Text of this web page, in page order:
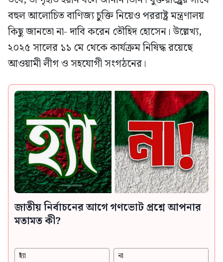
বহুল আলোচিত বাণিজ্য চুক্তি নিয়েও পররাষ্ট্র মন্ত্রণালয়
কিছু জানতো না- দাবি করেন তৌহিদ হোসেন। উল্লেখ্য,
২০২৫ সালের ১১ মে থেকে কার্যক্রম নিষিদ্ধ রয়েছে
আওয়ামী লীগ ও সহযোগী সংগঠনের।
জাতীয় নির্বাচনের আগে গণভোট প্রশ্নে আপনার
মতামত কী?
হ্যাঁ না